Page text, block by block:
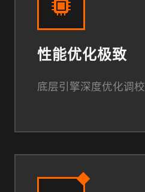
性能优化极致
底层引擎深度优化调校